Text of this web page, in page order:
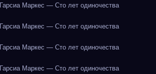
Маркес — Сто лет одиночества
Маркес — Сто лет одиночества
Маркес — Сто лет одиночества
Маркес — Сто лет одиночества